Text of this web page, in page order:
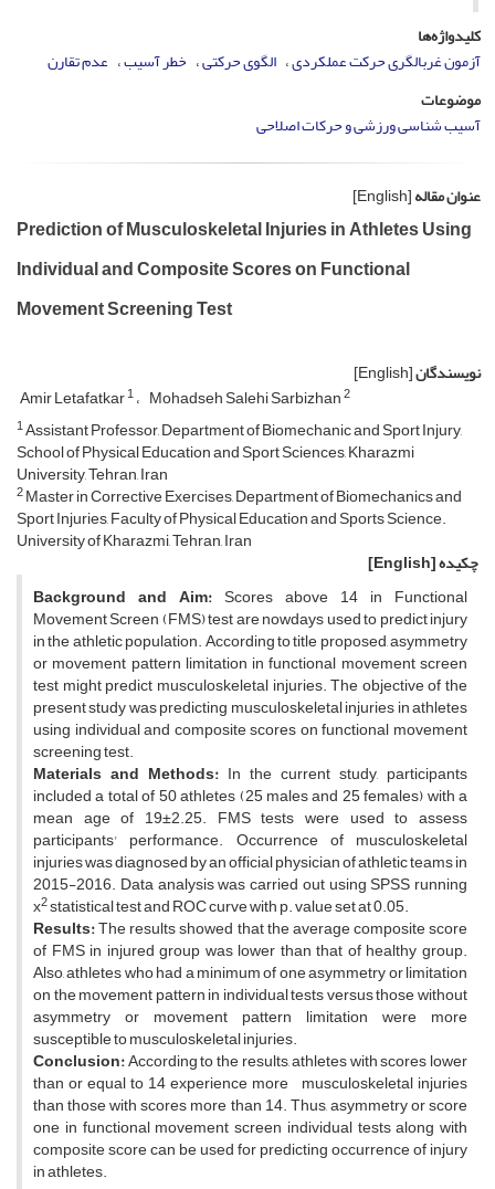
کلیدواژه‌ها
آزمون غربالگری حرکت عملکردی الگوی حرکتی خطر آسیب عدم تقارن
موضوعات
آسیب شناسی ورزشی و حرکات اصلاحی
عنوان مقاله[English]
Prediction of Musculoskeletal Injuries in Athletes Using
Individual and Composite Scores on Functional
Movement Screening Test
نویسندگان[English]
Amir Letafatkar1 Mohadseh Salehi Sarbizhan2
1Assistant Professor, Department of Biomechanic and Sport Injury,
School of Physical Education and Sport Sciences, Kharazmi
University, Tehran, Iran
2Master in Corrective Exercises, Department of Biomechanics and
Sport Injuries, Faculty of Physical Education and Sports Science.
University of Kharazmi, Tehran, Iran
چکیده[English]
Background and Aim: Scores above 14 in Functional
Movement Screen (FMS) test are nowdays used to predict injury
in the athletic population. According to title proposed, asymmetry
or movement pattern limitation in functional movement screen
test might predict musculoskeletal injuries. The objective of the
present study was predicting musculoskeletal injuries in athletes
using individual and composite scores on functional movement
screening test.
Materials and Methods: In the current study, participants
included a total of 50 athletes (25 males and 25 females) with a
mean age of 19±2.25. FMS tests were used to assess
participants' performance. Occurrence of musculoskeletal
injuries was diagnosed by an official physician of athletic teams in
2015-2016. Data analysis was carried out using SPSS running
x2statistical test and ROC curve with p. value set at 0.05.
Results:The results showed that the average composite score
of FMS in injured group was lower than that of healthy group.
Also, athletes who had a minimum of one asymmetry or limitation
on the movement pattern in individual tests versus those without
asymmetry or movement pattern limitation were more
susceptible to musculoskeletal injuries.
Conclusion:According to the results, athletes with scores lower
than or equal to 14 experience more musculoskeletal injuries
than those with scores more than 14. Thus, asymmetry or score
one in functional movement screen individual tests along with
composite score can be used for predicting occurrence of injury
in athletes.